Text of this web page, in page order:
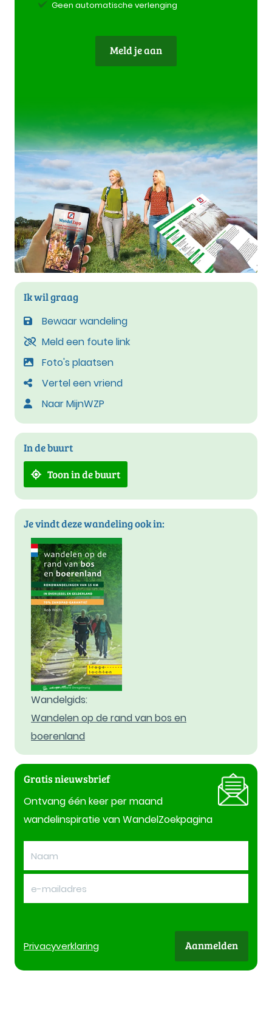
Geen automatische verlenging
Meld je aan
Ik wil graag
Bewaar wandeling
Meld een foute link
Foto's plaatsen
Vertel een vriend
Naar MijnWZP
In de buurt
Toon in de buurt
Je vindt deze wandeling ook in:
Wandelgids:
Wandelen op de rand van bos en
boerenland
Gratis nieuwsbrief
Ontvang één keer per maand
wandelinspiratie van WandelZoekpagina
Privacyverklaring Aanmelden